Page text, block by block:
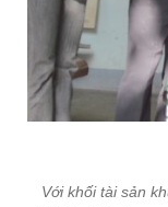
Với khối tài sản